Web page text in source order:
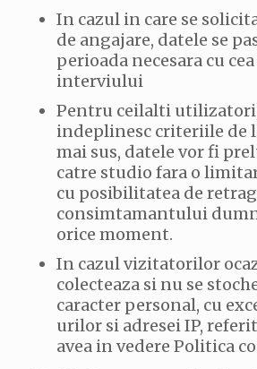
In cazul in care se
de angajare, datele se
perioada necesara cu
interviului
Pentru ceilalti
indeplinesc criteriile de
mai sus, datele vor fi
catre studio fara o
cu posibilitatea de
consimtamantului
orice moment.
In cazul vizitatorilor
colecteaza si nu se
caracter personal, cu
urilor si adresei IP,
avea in vedere Politica